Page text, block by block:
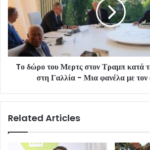
Tο δώρο του Μερτς στον Τραμπ κατά
στη Γαλλία - Μια φανέλα με
Related Articles